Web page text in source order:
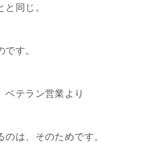
同じ。
です。
ベテラン営業より
は、そのためです。